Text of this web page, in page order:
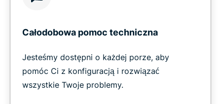
Całodobowa pomoc techniczna
Jesteśmy dostępni o każdej porze, aby
pomóc Ci z konfiguracją i rozwiązać
wszystkie Twoje problemy.